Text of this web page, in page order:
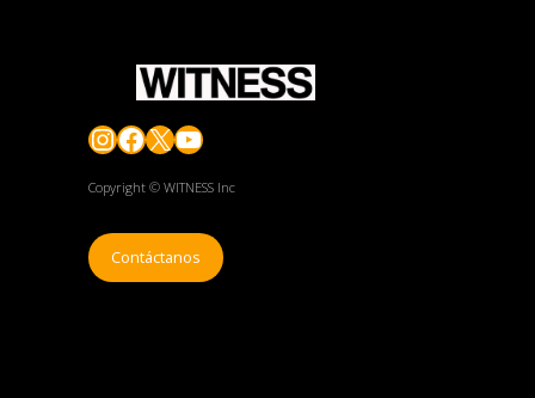
Instagram
Facebook
X YouTube
Copyright © WITNESS Inc
Contáctanos